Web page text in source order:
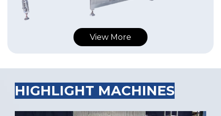
View More
HIGHLIGHT MACHINES